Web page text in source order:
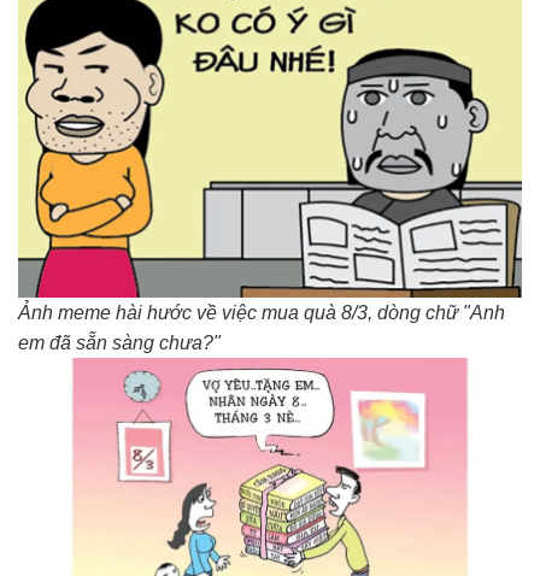
Ảnh meme hài hước về việc mua quà 8/3, dòng chữ "Anh
em đã sẵn sàng chưa?"